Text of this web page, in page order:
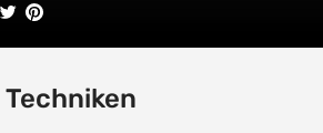
teilen
Facebook teilen
Auf Twitter teilen
Auf Pinterest teilen